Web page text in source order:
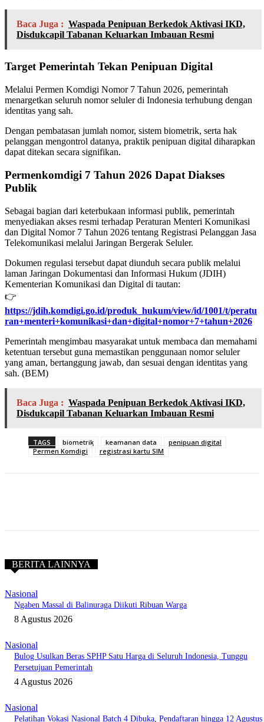
Baca Juga : Waspada Penipuan Berkedok Aktivasi IKD,
Disdukcapil Tabanan Keluarkan Imbauan Resmi
Target Pemerintah Tekan Penipuan Digital
Melalui Permen Komdigi Nomor 7 Tahun 2026, pemerintah
menargetkan seluruh nomor seluler di Indonesia terhubung dengan
identitas yang sah.
Dengan pembatasan jumlah nomor, sistem biometrik, serta hak
pelanggan mengontrol datanya, praktik penipuan digital diharapkan
dapat ditekan secara signifikan.
Permenkomdigi 7 Tahun 2026 Dapat Diakses
Publik
Sebagai bagian dari keterbukaan informasi publik, pemerintah
menyediakan akses resmi terhadap Peraturan Menteri Komunikasi
dan Digital Nomor 7 Tahun 2026 tentang Registrasi Pelanggan Jasa
Telekomunikasi melalui Jaringan Bergerak Seluler.
Dokumen regulasi tersebut dapat diunduh secara publik melalui
laman Jaringan Dokumentasi dan Informasi Hukum (JDIH)
Kementerian Komunikasi dan Digital di tautan:
👉
https://jdih.komdigi.go.id/produk_hukum/view/id/1001/t/peratu
ran+menteri+komunikasi+dan+digital+nomor+7+tahun+2026
Pemerintah mengimbau masyarakat untuk membaca dan memahami
ketentuan tersebut guna memastikan penggunaan nomor seluler
yang aman, bertanggung jawab, dan sesuai dengan identitas yang
sah. (BEM)
Baca Juga : Waspada Penipuan Berkedok Aktivasi IKD,
Disdukcapil Tabanan Keluarkan Imbauan Resmi
TAGS biometrik keamanan data
penipuan digital
Permen Komdigi
registrasi kartu SIM
BERITA LAINNYA
Nasional
Ngaben Massal di Balinuraga Diikuti Ribuan Warga
8 Agustus 2026
Nasional
Bulog Usulkan Beras SPHP Satu Harga di Seluruh Indonesia, Tunggu
Persetujuan Pemerintah
4 Agustus 2026
Nasional
Pelatihan Vokasi Nasional Batch 4 Dibuka, Pendaftaran hingga 12 Agustus